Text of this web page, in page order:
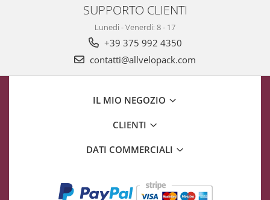
SUPPORTO CLIENTI
Lunedi - Venerdi: 8 - 17
+39 375 992 4350
contatti@allvelopack.com
IL MIO NEGOZIO
CLIENTI
DATI COMMERCIALI